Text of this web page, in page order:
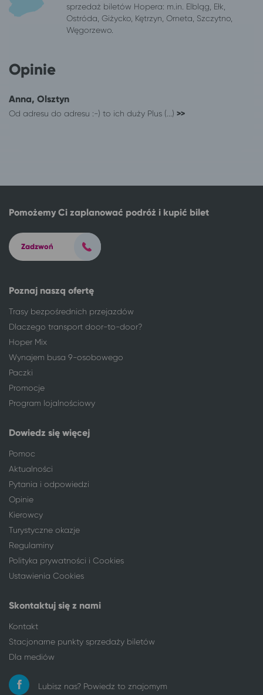
sprzedaż biletów Hopera: m.in. Elbląg, Ełk,
Ostróda, Giżycko, Kętrzyn, Orneta, Szczytno,
Węgorzewo.
Opinie
Anna, Olsztyn
Od adresu do adresu :-) to ich duży Plus (...) >>
Poznaj naszą ofertę
Trasy bezpośrednich przejazdów
Dlaczego transport door-to-door?
Hoper Mix
Wynajem busa 9-osobowego
Paczki
Promocje
Program lojalnościowy
Dowiedz się więcej
Pomoc
Aktualności
Pytania i odpowiedzi
Opinie
Kierowcy
Turystyczne okazje
Regulaminy
Polityka prywatności i Cookies
Ustawienia Cookies
Skontaktuj się z nami
Kontakt
Stacjonarne punkty sprzedaży biletów
Dla mediów
Lubisz nas? Powiedz to znajomym
Pomożemy Ci zaplanować podróż i kupić bilet
Zadzwoń